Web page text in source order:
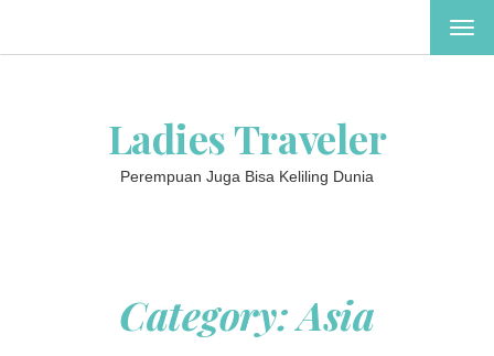
Ladies Traveler
Perempuan Juga Bisa Keliling Dunia
Category:Asia